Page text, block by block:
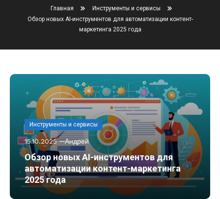
Главная
Инструменты и сервисы
Обзор новых AI-инструментов для автоматизации контент-
маркетинга 2025 года
Инструменты и сервисы
15.10.2025 Андрей
Обзор новых AI-инструментов для
автоматизации контент-маркетинга
2025 года